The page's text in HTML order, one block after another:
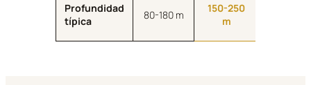
Profundidad
típica
80-180 m
150-250
m